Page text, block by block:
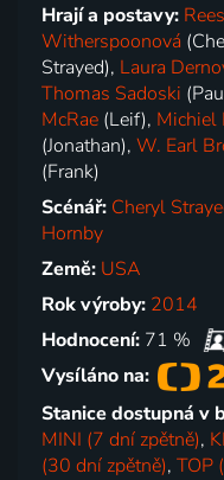
Hrají a postavy:
Witherspoonová
Strayed), Laura
Thomas Sadoski
McRae (Leif), Michiel
(Jonathan),W. Earl
(Frank)
Scénář: Cheryl
Hornby
Země: USA
Rok výroby: 2014
Hodnocení: 71 %
Vysíláno na:
Stanice dostupná v
MINI (7 dní zpětně),
(30 dní zpětně),TOP